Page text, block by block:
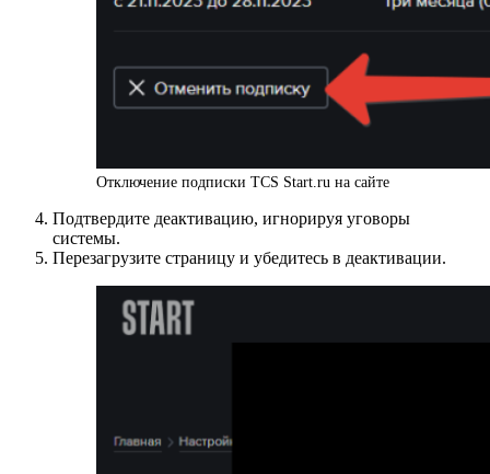
Отключение подписки TCS Start.ru на сайте
Подтвердите деактивацию, игнорируя уговоры
системы.
Перезагрузите страницу и убедитесь в деактивации.